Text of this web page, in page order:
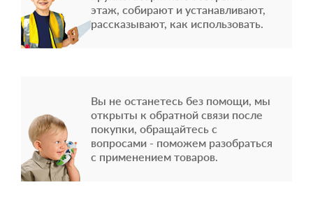
этаж, собирают и устанавливают,
рассказывают, как использовать.
Вы не останетесь без помощи, мы
открыты к обратной связи после
покупки, обращайтесь с
вопросами - поможем разобраться
с применением товаров.